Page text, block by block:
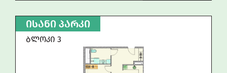
ᲘᲡᲐᲜᲘ ᲞᲐᲠᲙᲘ
ᲑᲚᲝᲙᲘ 3